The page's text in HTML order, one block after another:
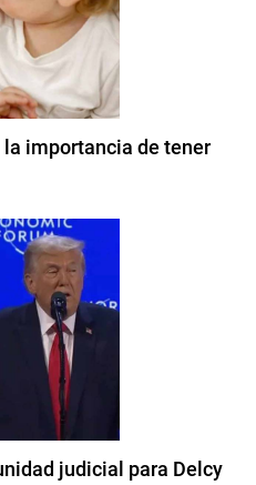
importancia de tener
judicial para Delcy